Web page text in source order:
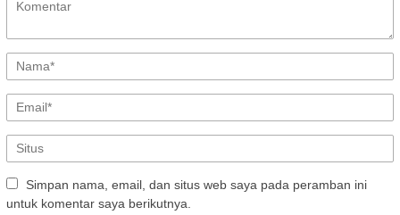
Simpan nama, email, dan situs web saya pada peramban ini
untuk komentar saya berikutnya.